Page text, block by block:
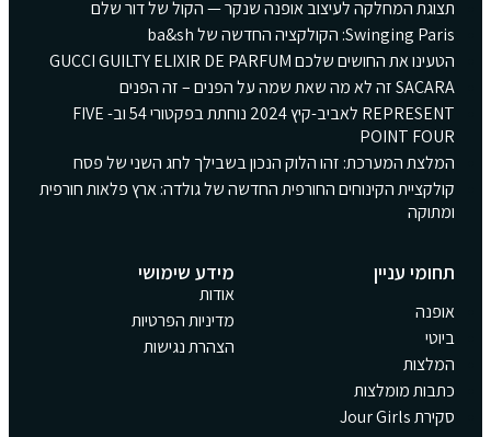
תצוגת המחלקה לעיצוב אופנה שנקר — הקול של דור שלם
Swinging Paris: הקולקציה החדשה של ba&sh
הטעינו את החושים שלכם GUCCI GUILTY ELIXIR DE PARFUM
SACARA זה לא מה שאת שמה על הפנים – זה הפנים
REPRESENT לאביב-קיץ 2024 נוחתת בפקטורי 54 וב- FIVE
POINT FOUR
המלצת המערכת: זהו הלוק הנכון בשבילך לחג השני של פסח
קולקציית הקינוחים החורפית החדשה של גולדה: ארץ פלאות חורפית
ומתוקה
תחומי עניין
אופנה
ביוטי
המלצות
כתבות מומלצות
סקירת Jour Girls
מידע שימושי
אודות
מדיניות הפרטיות
הצהרת נגישות